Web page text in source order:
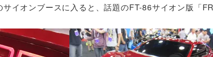
サイオンブースに入ると、話題のFT-86サイオン版「